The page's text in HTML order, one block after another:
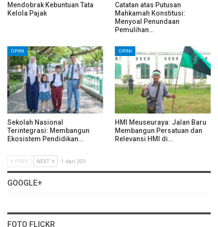
Mendobrak Kebuntuan Tata
Kelola Pajak
Catatan atas Putusan
Mahkamah Konstitusi:
Menyoal Penundaan
Pemulihan…
OPINI
Sekolah Nasional
Terintegrasi: Membangun
Ekosistem Pendidikan…
OPINI
HMI Meuseuraya: Jalan Baru
Membangun Persatuan dan
Relevansi HMI di…
PREV NEXT 1 dari 203
GOOGLE+
FOTO FLICKR